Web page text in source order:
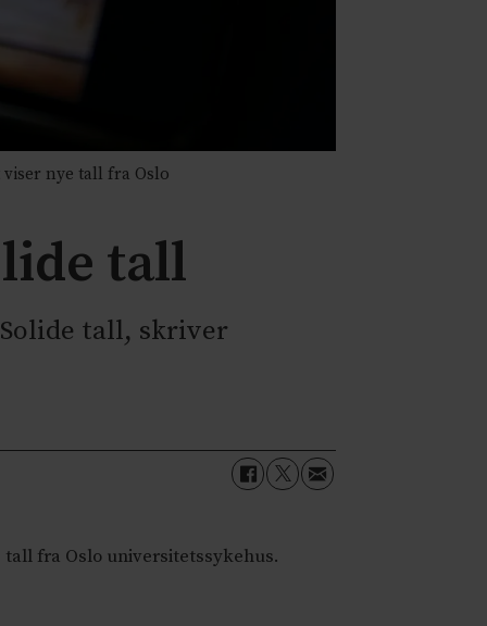
viser nye tall fra Oslo
tall
tall, skriver
fra Oslo universitetssykehus.